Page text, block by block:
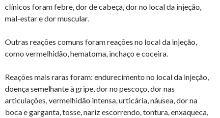
clínicos foram febre, dor de cabeça, dor no local da injeção,
mal-estar e dor muscular.
Outras reações comuns foram reações no local da injeção,
como vermelhidão, hematoma, inchaço e coceira.
Reações mais raras foram: endurecimento no local da injeção,
doença semelhante à gripe, dor no pescoço, dor nas
articulações, vermelhidão intensa, urticária, náusea, dor na
boca e garganta, tosse, nariz escorrendo, tontura, enxaqueca,